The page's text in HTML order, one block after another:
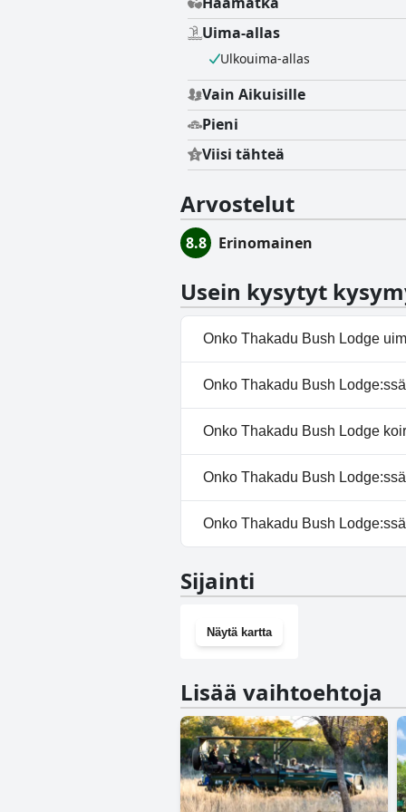
Uima-allas
Ulkouima-allas
Vain Aikuisille
Pieni
Viisi tähteä
Arvostelut
8.8 Erinomainen
Usein kysytyt
Onko Thakadu Bush Lodge
Kyllä, Thakadu Bush
Onko Thakadu Bush
Ei, Thakadu Bush Lodge ei
Onko Thakadu Bush Lodge
Ei, Thakadu Bush Lodge ei
Onko Thakadu Bush
Kyllä, Thakadu Bush Lodge
Onko Thakadu Bush
Sijainti
Näytä kartta
Lisää vaihtoehtoja